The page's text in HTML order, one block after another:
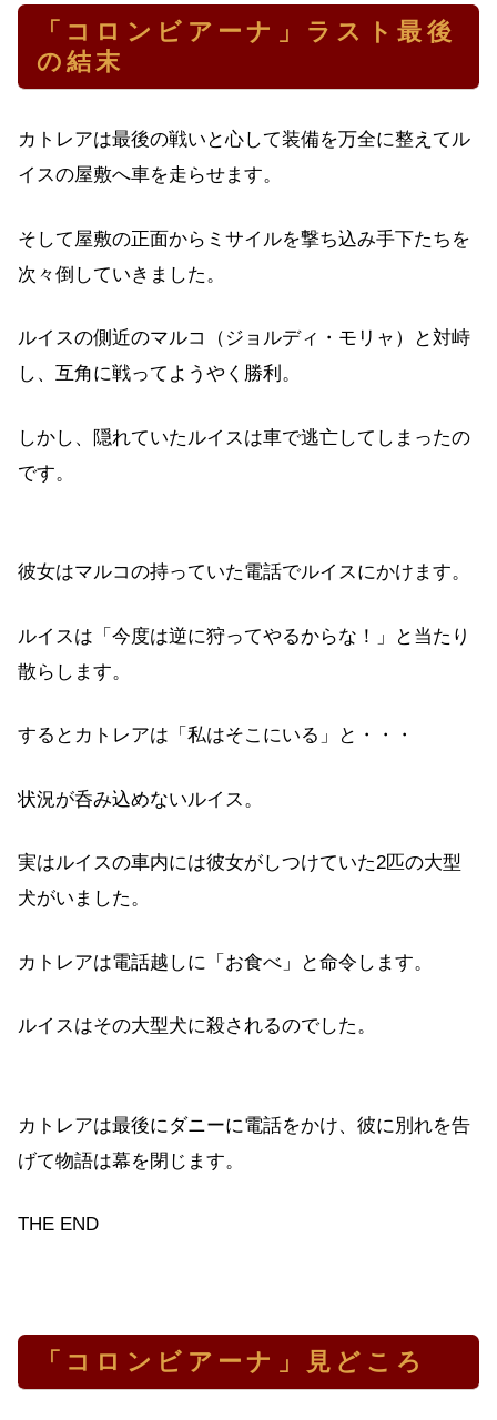
「コロンビアーナ」ラスト最後
の結末
カトレアは最後の戦いと心して装備を万全に整えてル
イスの屋敷へ車を走らせます。
そして屋敷の正面からミサイルを撃ち込み手下たちを
次々倒していきました。
ルイスの側近のマルコ（ジョルディ・モリャ）と対峙
し、互角に戦ってようやく勝利。
しかし、隠れていたルイスは車で逃亡してしまったの
です。
彼女はマルコの持っていた電話でルイスにかけます。
ルイスは「今度は逆に狩ってやるからな！」と当たり
散らします。
するとカトレアは「私はそこにいる」と・・・
状況が呑み込めないルイス。
実はルイスの車内には彼女がしつけていた2匹の大型
犬がいました。
カトレアは電話越しに「お食べ」と命令します。
ルイスはその大型犬に殺されるのでした。
カトレアは最後にダニーに電話をかけ、彼に別れを告
げて物語は幕を閉じます。
THE END
「コロンビアーナ」見どころ